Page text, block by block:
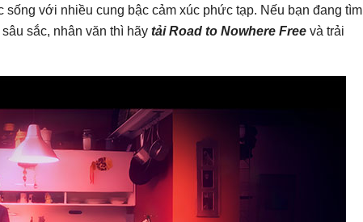
sống với nhiều cung bậc cảm xúc phức tạp. Nếu bạn đang tìm
sắc, nhân văn thì hãy tải Road to Nowhere Free và trải